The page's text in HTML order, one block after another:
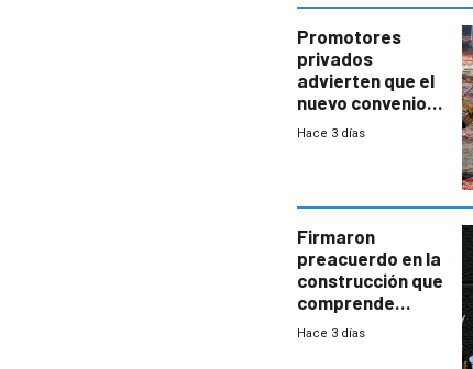
enorme
potencial
Promotores
privados
advierten que el
nuevo convenio
de la
a revisar
proyectos
Hace 3 días
Firmaron
preacuerdo en la
construcción que
comprende
reducción
Hace 3 días